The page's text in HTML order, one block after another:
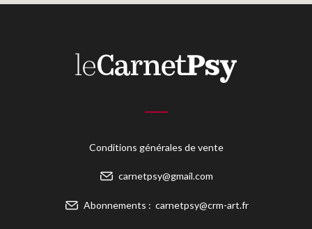
Conditions générales de vente
carnetpsy@gmail.com
Abonnements : carnetpsy@crm-art.fr